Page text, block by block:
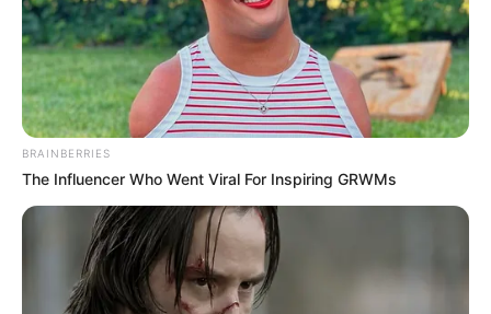
BRAINBERRIES
BRAINBERRIES
The Influencer Who Went Viral For Inspiring GRWMs